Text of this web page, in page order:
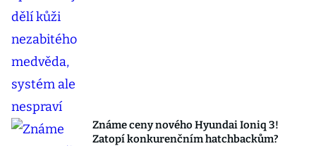
Známe ceny nového Hyundai Ioniq 3!
Zatopí konkurenčním hatchbackům?